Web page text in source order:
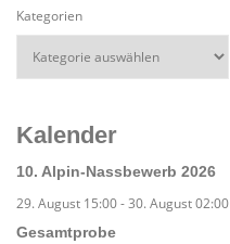
Kategorien
Kalender
10. Alpin-Nassbewerb 2026
29. August 15:00-30. August 02:00
Gesamtprobe